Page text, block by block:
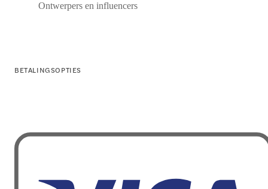
Ontwerpers en influencers
BETALINGSOPTIES